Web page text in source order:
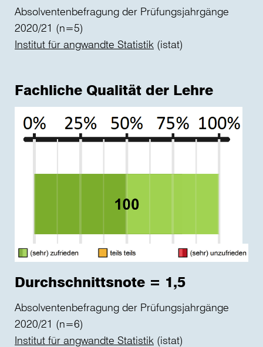
Absolventenbefragung der Prüfungsjahrgänge
2020/21 (n=5)
Institut für angwandte Statistik (istat)
Fachliche Qualität der Lehre
Durchschnittsnote = 1,5
Absolventenbefragung der Prüfungsjahrgänge
2020/21 (n=6)
Institut für angwandte Statistik (istat)